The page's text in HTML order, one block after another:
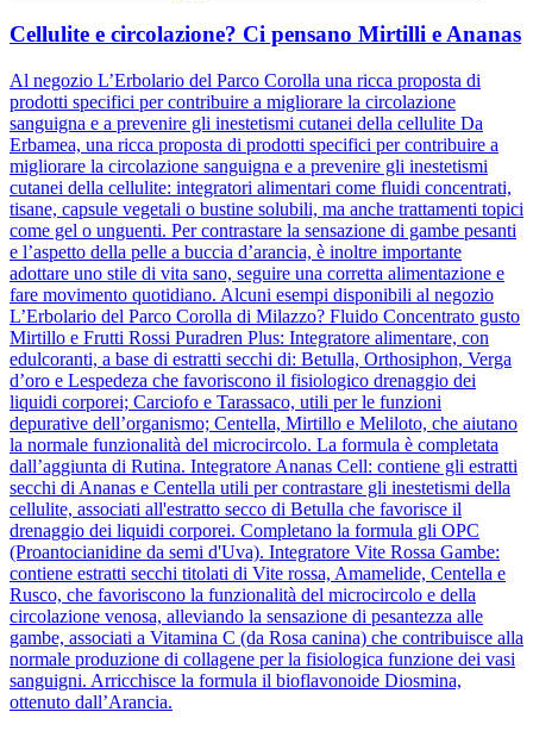
Cellulite e circolazione? Ci pensano Mirtilli e Ananas
Al negozio L’Erbolario del Parco Corolla una ricca proposta di
prodotti specifici per contribuire a migliorare la circolazione
sanguigna e a prevenire gli inestetismi cutanei della cellulite Da
Erbamea, una ricca proposta di prodotti specifici per contribuire a
migliorare la circolazione sanguigna e a prevenire gli inestetismi
cutanei della cellulite: integratori alimentari come fluidi concentrati,
tisane, capsule vegetali o bustine solubili, ma anche trattamenti topici
come gel o unguenti. Per contrastare la sensazione di gambe pesanti
e l’aspetto della pelle a buccia d’arancia, è inoltre importante
adottare uno stile di vita sano, seguire una corretta alimentazione e
fare movimento quotidiano. Alcuni esempi disponibili al negozio
L’Erbolario del Parco Corolla di Milazzo? Fluido Concentrato gusto
Mirtillo e Frutti Rossi Puradren Plus: Integratore alimentare, con
edulcoranti, a base di estratti secchi di: Betulla, Orthosiphon, Verga
d’oro e Lespedeza che favoriscono il fisiologico drenaggio dei
liquidi corporei; Carciofo e Tarassaco, utili per le funzioni
depurative dell’organismo; Centella, Mirtillo e Meliloto, che aiutano
la normale funzionalità del microcircolo. La formula è completata
dall’aggiunta di Rutina. Integratore Ananas Cell: contiene gli estratti
secchi di Ananas e Centella utili per contrastare gli inestetismi della
cellulite, associati all'estratto secco di Betulla che favorisce il
drenaggio dei liquidi corporei. Completano la formula gli OPC
(Proantocianidine da semi d'Uva). Integratore Vite Rossa Gambe:
contiene estratti secchi titolati di Vite rossa, Amamelide, Centella e
Rusco, che favoriscono la funzionalità del microcircolo e della
circolazione venosa, alleviando la sensazione di pesantezza alle
gambe, associati a Vitamina C (da Rosa canina) che contribuisce alla
normale produzione di collagene per la fisiologica funzione dei vasi
sanguigni. Arricchisce la formula il bioflavonoide Diosmina,
ottenuto dall’Arancia.